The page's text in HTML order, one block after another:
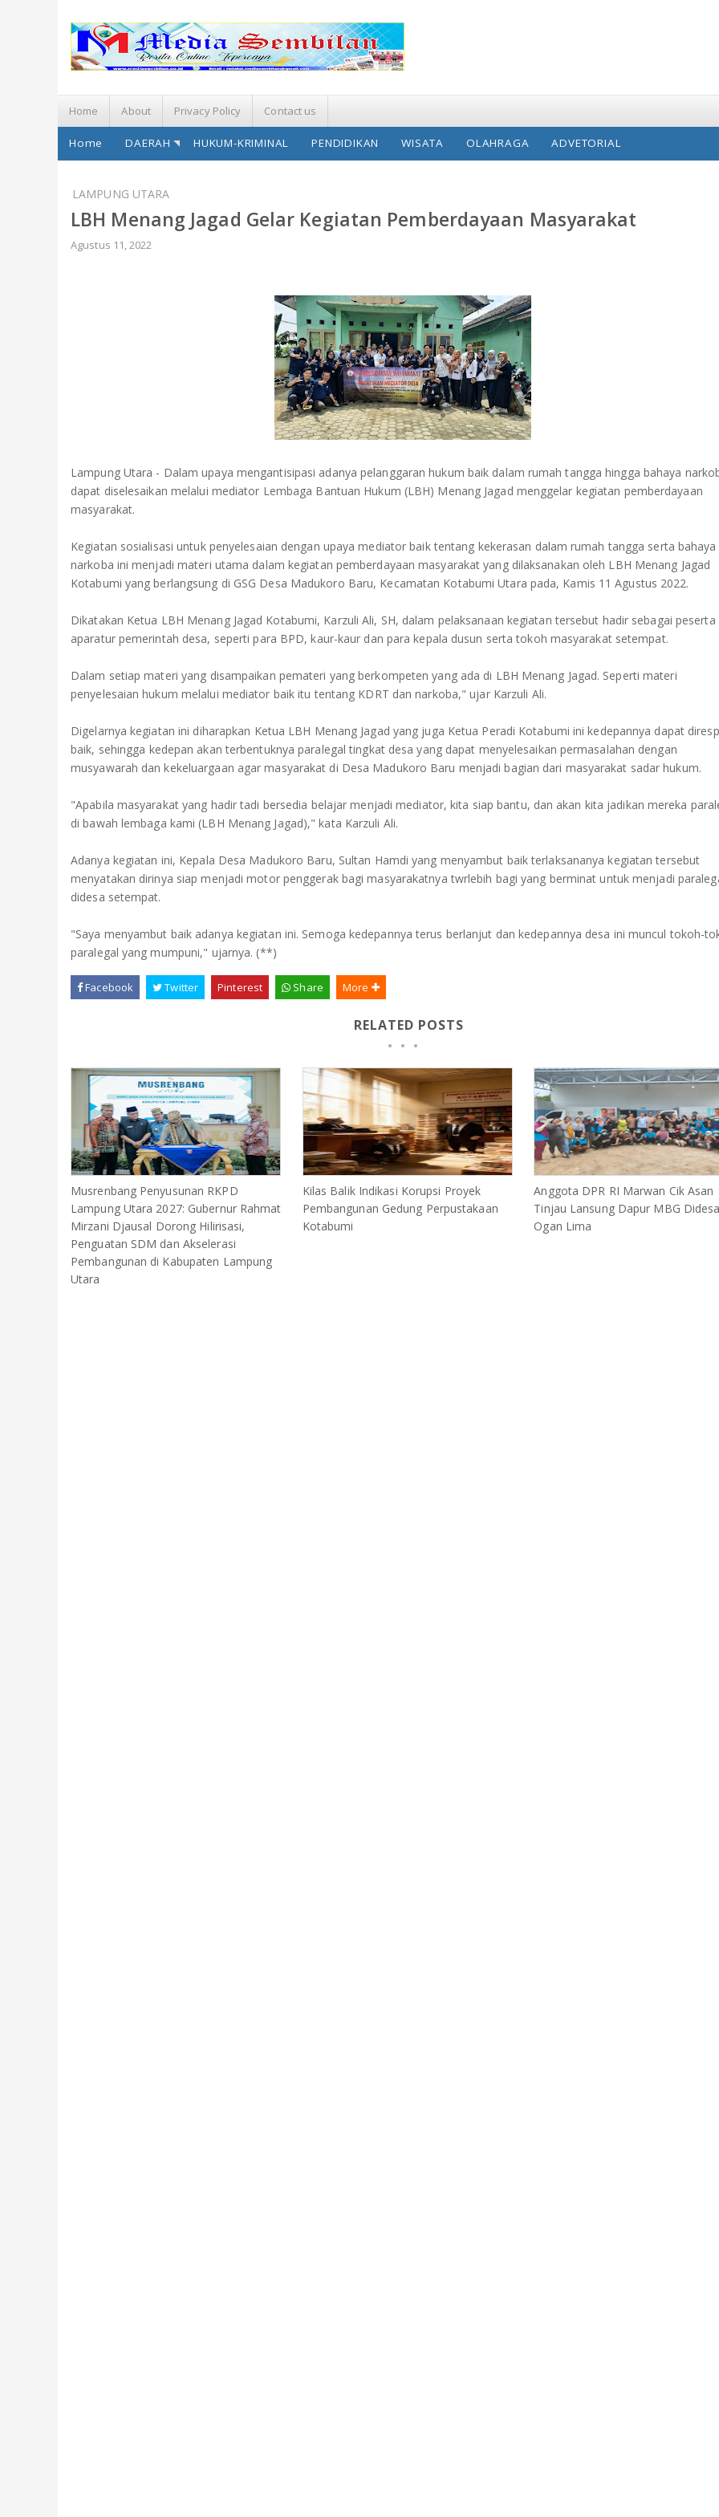
Home About Privacy Policy Contact us
Home DAERAH HUKUM-KRIMINAL PENDIDIKAN WISATA OLAHRAGA ADVETORIAL
LAMPUNG UTARA
LBH Menang Jagad Gelar Kegiatan Pemberdayaan Masyarakat
Agustus 11, 2022
Lampung Utara - Dalam upaya mengantisipasi adanya pelanggaran hukum baik dalam rumah tangga hingga bahaya
dapat diselesaikan melalui mediator Lembaga Bantuan Hukum (LBH) Menang Jagad menggelar kegiatan pemberdayaan
masyarakat.
Kegiatan sosialisasi untuk penyelesaian dengan upaya mediator baik tentang kekerasan dalam rumah tangga serta bahaya
narkoba ini menjadi materi utama dalam kegiatan pemberdayaan masyarakat yang dilaksanakan oleh LBH Menang Jagad
Kotabumi yang berlangsung di GSG Desa Madukoro Baru, Kecamatan Kotabumi Utara pada, Kamis 11 Agustus 2022.
Dikatakan Ketua LBH Menang Jagad Kotabumi, Karzuli Ali, SH, dalam pelaksanaan kegiatan tersebut hadir sebagai peserta
aparatur pemerintah desa, seperti para BPD, kaur-kaur dan para kepala dusun serta tokoh masyarakat setempat.
Dalam setiap materi yang disampaikan pemateri yang berkompeten yang ada di LBH Menang Jagad. Seperti materi
penyelesaian hukum melalui mediator baik itu tentang KDRT dan narkoba," ujar Karzuli Ali.
Digelarnya kegiatan ini diharapkan Ketua LBH Menang Jagad yang juga Ketua Peradi Kotabumi ini kedepannya dapat
baik, sehingga kedepan akan terbentuknya paralegal tingkat desa yang dapat menyelesaikan permasalahan dengan
musyawarah dan kekeluargaan agar masyarakat di Desa Madukoro Baru menjadi bagian dari masyarakat sadar hukum.
"Apabila masyarakat yang hadir tadi bersedia belajar menjadi mediator, kita siap bantu, dan akan kita jadikan mereka
di bawah lembaga kami (LBH Menang Jagad)," kata Karzuli Ali.
Adanya kegiatan ini, Kepala Desa Madukoro Baru, Sultan Hamdi yang menyambut baik terlaksananya kegiatan tersebut
menyatakan dirinya siap menjadi motor penggerak bagi masyarakatnya twrlebih bagi yang berminat untuk menjadi
didesa setempat.
"Saya menyambut baik adanya kegiatan ini. Semoga kedepannya terus berlanjut dan kedepannya desa ini muncul tokoh-
paralegal yang mumpuni," ujarnya. (**)
Facebook Twitter Pinterest Share More
RELATED POSTS
Musrenbang Penyusunan RKPD
Lampung Utara 2027: Gubernur Rahmat
Mirzani Djausal Dorong Hilirisasi,
Penguatan SDM dan Akselerasi
Pembangunan di Kabupaten Lampung
Utara
Kilas Balik Indikasi Korupsi Proyek
Pembangunan Gedung Perpustakaan
Kotabumi
Anggota DPR RI Marwan Cik Asan
Tinjau Lansung Dapur MBG
Ogan Lima